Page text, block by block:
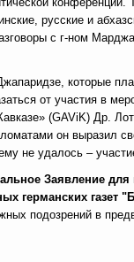
русские и
с г-ном
которые
от участия в
(GAViK) Др.
он выразил
не удалось –
Заявление
германских газет
подозрений в